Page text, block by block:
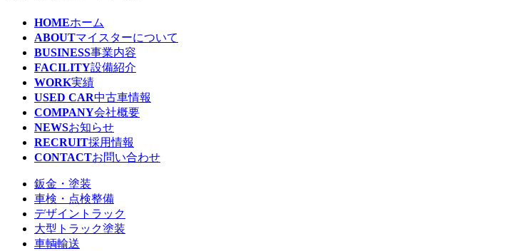
HOMEホーム
ABOUTマイスターについて
BUSINESS事業内容
FACILITY設備紹介
WORK実績
USED CAR中古車情報
COMPANY会社概要
NEWSお知らせ
RECRUIT採用情報
CONTACTお問い合わせ
鈑金・塗装
車検・点検整備
デザイントラック
大型トラック塗装
車輌輸送